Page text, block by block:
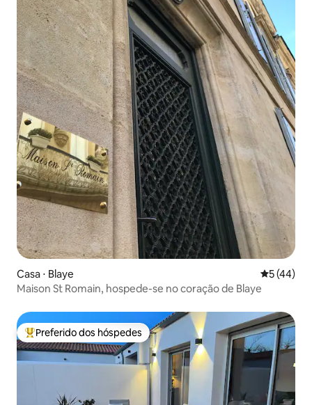
Casa ⋅ Blaye 5 de uma
5 (44)
Maison St Romain, hospede-se no coração de Blaye
Entre os melhores preferidos dos hóspedes
Preferido dos hóspedes